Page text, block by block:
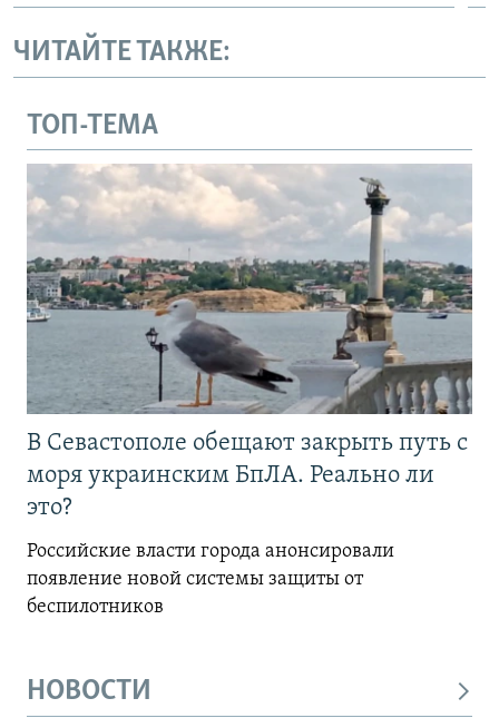
ЧИТАЙТЕ ТАКЖЕ:
ТОП-ТЕМА
В Севастополе обещают закрыть путь с
моря украинским БпЛА. Реально ли
это?
Российские власти города анонсировали
появление новой системы защиты от
беспилотников
НОВОСТИ